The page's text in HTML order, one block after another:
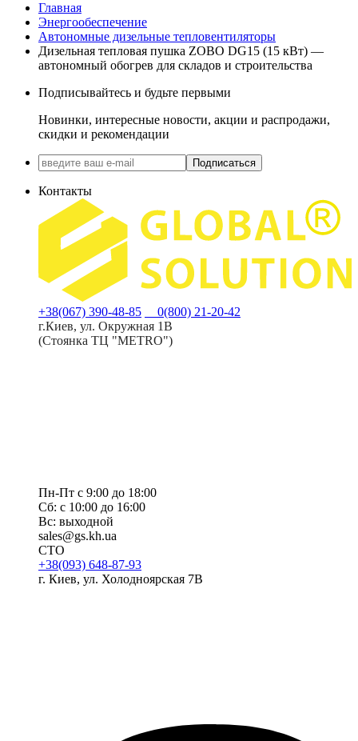
Главная
Энергообеспечение
Автономные дизельные тепловентиляторы
Дизельная тепловая пушка ZOBO DG15 (15 кВт) —
автономный обогрев для складов и строительства
Подписывайтесь и будьте первыми
Новинки, интересные новости, акции и распродажи,
скидки и рекомендации
Подписаться
Контакты
+38(067) 390-48-85
0(800) 21-20-42
г.Киев, ул. Окружная 1В
(Стоянка ТЦ "METRO")
Пн-Пт с 9:00 до 18:00
Сб: с 10:00 до 16:00
Вс: выходной
sales@gs.kh.ua
СТО
+38(093) 648-87-93
г. Киев, ул. Холодноярская 7В